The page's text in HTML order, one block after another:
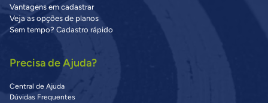
Vantagens em cadastrar
Veja as opções de planos
Sem tempo? Cadastro rápido
Precisa de Ajuda?
Central de Ajuda
Dúvidas Frequentes